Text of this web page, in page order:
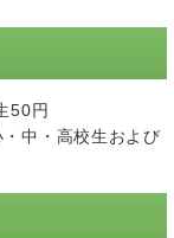
50円
中・高校生および